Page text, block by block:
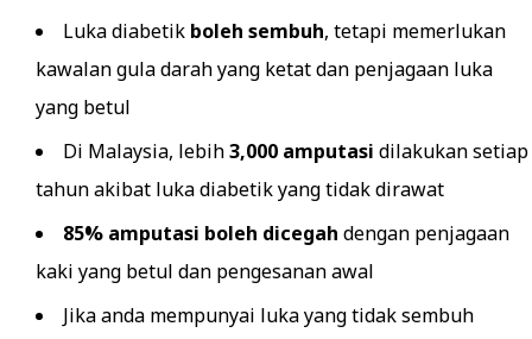
Luka diabetik boleh sembuh, tetapi memerlukan
kawalan gula darah yang ketat dan penjagaan luka
yang betul
Di Malaysia, lebih3,000 amputasi dilakukan setiap
tahun akibat luka diabetik yang tidak dirawat
85% amputasi boleh dicegah dengan penjagaan
kaki yang betul dan pengesanan awal
Jika anda mempunyai luka yang tidak sembuh